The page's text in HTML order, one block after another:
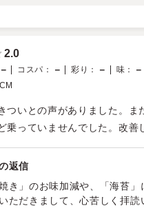
2.0
－ コスパ ： － 彩り ： － 味 ： －
ついとの声がありました。ま
乗っていませんでした。改善
返信
焼き」のお味加減や、「海苔
ただきまして、心苦しく拝読